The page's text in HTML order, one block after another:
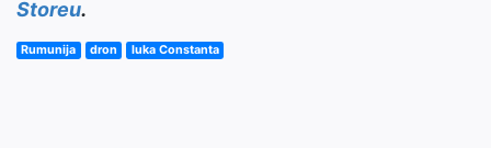
Storeu.
Rumunija dron luka Constanta